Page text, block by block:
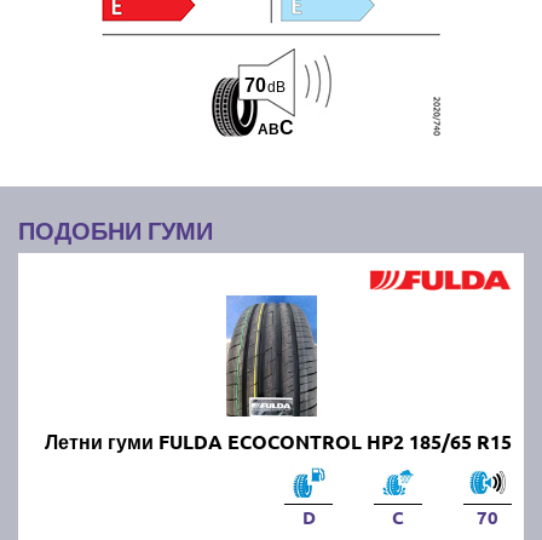
ABC
70dB
ПОДОБНИ ГУМИ
Летни гуми FULDA ECOCONTROL HP2 185/65 R15
D C 70